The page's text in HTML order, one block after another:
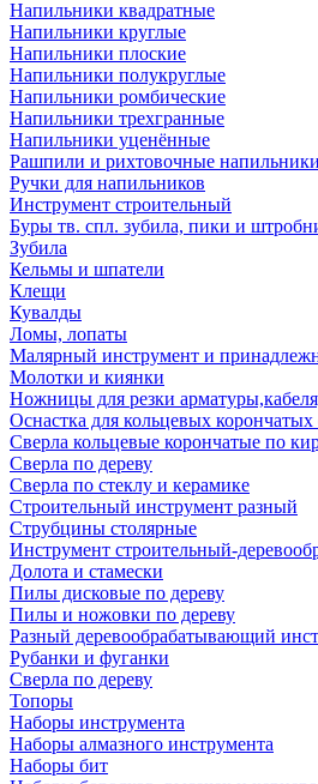
Напильники квадратные
Напильники круглые
Напильники плоские
Напильники полукруглые
Напильники ромбические
Напильники трехгранные
Напильники уценённые
Рашпили и рихтовочные напильники
Ручки для напильников
Инструмент строительный
Буры тв. спл. зубила, пики и
Зубила
Кельмы и шпатели
Клещи
Кувалды
Ломы, лопаты
Малярный инструмент и
Молотки и киянки
Ножницы для резки
Оснастка для кольцевых корончатых
Сверла кольцевые корончатые по
Сверла по дереву
Сверла по стеклу и керамике
Строительный инструмент разный
Струбцины столярные
Инструмент строительный-
Долота и стамески
Пилы дисковые по дереву
Пилы и ножовки по дереву
Разный деревообрабатывающий
Рубанки и фуганки
Сверла по дереву
Топоры
Наборы инструмента
Наборы алмазного инструмента
Наборы бит